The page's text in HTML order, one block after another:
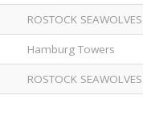
ROSTOCK SEAWOLVES
Hamburg Towers
ROSTOCK SEAWOLVES